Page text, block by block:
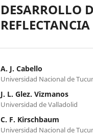
DESARROLLO
A. J. Cabello
Universidad Nacional de
J. L. Glez. Vizmanos
Universidad de Valladolid
C. F. Kirschbaum
Universidad Nacional de